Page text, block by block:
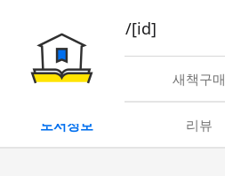
book/rent/[id]
대여 새책구매
도서정보 리뷰